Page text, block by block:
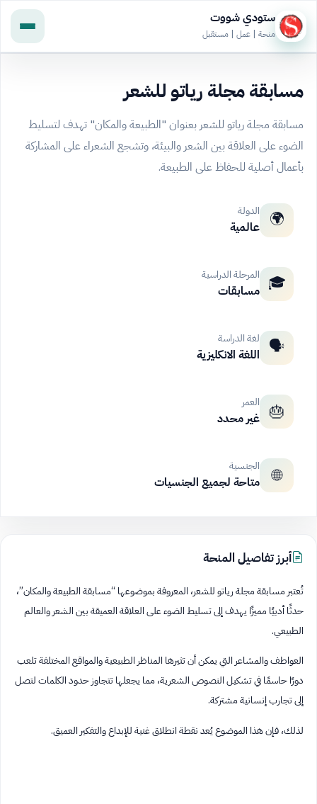
ستودي شووت
منحة | عمل | مستقبل
مسابقة مجلة رياتو للشعر
مسابقة مجلة رياتو للشعر بعنوان "الطبيعة والمكان" تهدف لتسليط
الضوء على العلاقة بين الشعر والبيئة، وتشجع الشعراء على المشاركة
بأعمال أصلية للحفاظ على الطبيعة.
🌍 الدولة
عالمية
🎓 المرحلة الدراسية
مسابقات
🗣️ لغة الدراسة
اللغة الانكليزية
🎂 العمر
غير محدد
🌐 الجنسية
متاحة لجميع الجنسيات
أبرز تفاصيل المنحة
تُعتبر مسابقة مجلة رياتو للشعر، المعروفة بموضوعها “مسابقة الطبيعة والمكان”،
حدثًا أدبيًا مميزًا يهدف إلى تسليط الضوء على العلاقة العميقة بين الشعر والعالم
الطبيعي.
العواطف والمشاعر التي يمكن أن تثيرها المناظر الطبيعية والمواقع المختلفة تلعب
دورًا حاسمًا في تشكيل النصوص الشعرية، مما يجعلها تتجاوز حدود الكلمات لتصل
إلى تجارب إنسانية مشتركة.
لذلك، فإن هذا الموضوع يُعد نقطة انطلاق غنية للإبداع والتفكير العميق.